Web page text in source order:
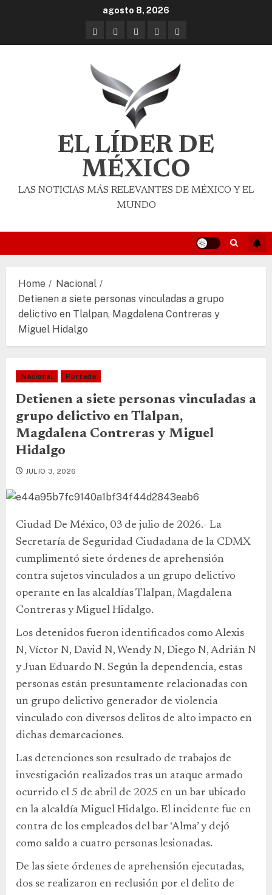
agosto 8, 2026
EL LÍDER DE
MÉXICO
LAS NOTICIAS MÁS RELEVANTES DE MÉXICO Y EL
MUNDO
Home
Nacional
Detienen a siete personas vinculadas a grupo
delictivo en Tlalpan, Magdalena Contreras y
Miguel Hidalgo
Nacional Portada
Detienen a siete personas vinculadas a
grupo delictivo en Tlalpan,
Magdalena Contreras y Miguel
Hidalgo
JULIO 3, 2026
Ciudad De México, 03 de julio de 2026.- La
Secretaría de Seguridad Ciudadana de la CDMX
cumplimentó siete órdenes de aprehensión
contra sujetos vinculados a un grupo delictivo
operante en las alcaldías Tlalpan, Magdalena
Contreras y Miguel Hidalgo.
Los detenidos fueron identificados como Alexis
N, Víctor N, David N, Wendy N, Diego N, Adrián N
y Juan Eduardo N. Según la dependencia, estas
personas están presuntamente relacionadas con
un grupo delictivo generador de violencia
vinculado con diversos delitos de alto impacto en
dichas demarcaciones.
Las detenciones son resultado de trabajos de
investigación realizados tras un ataque armado
ocurrido el 5 de abril de 2025 en un bar ubicado
en la alcaldía Miguel Hidalgo. El incidente fue en
contra de los empleados del bar ‘Alma’ y dejó
como saldo a cuatro personas lesionadas.
De las siete órdenes de aprehensión ejecutadas,
dos se realizaron en reclusión por el delito de